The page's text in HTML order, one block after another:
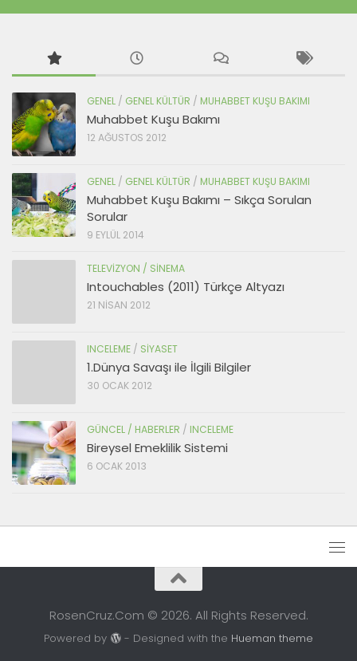
GENEL / GENEL KÜLTÜR / MUHABBET KUŞU BAKIMI
Muhabbet Kuşu Bakımı
12 AĞUSTOS 2012
GENEL / GENEL KÜLTÜR / MUHABBET KUŞU BAKIMI
Muhabbet Kuşu Bakımı – Sıkça Sorulan
Sorular
9 EYLÜL 2014
TELEVIZYON / SINEMA
Intouchables (2011) Türkçe Altyazı
21 NISAN 2012
INCELEME / SIYASET
1.Dünya Savaşı ile İlgili Bilgiler
30 OCAK 2012
GÜNCEL / HABERLER / INCELEME
Bireysel Emeklilik Sistemi
6 OCAK 2013
RosenCruz.Com © 2026. All Rights Reserved.
Powered by - Designed with the Hueman theme